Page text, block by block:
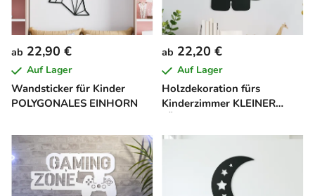
Wandsticker für Kinder
POLYGONALES EINHORN
ab 22,90 €
Auf Lager
Holzdekoration fürs
Kinderzimmer KLEINER
ab 22,20 €
Auf Lager